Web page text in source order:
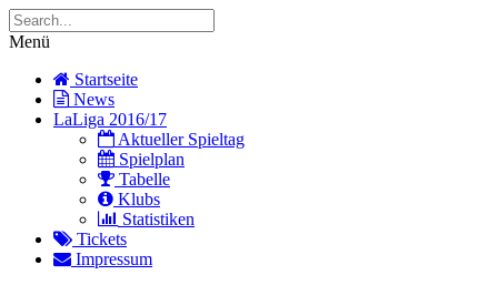
Menü
Startseite
News
LaLiga 2016/17
Aktueller Spieltag
Spielplan
Tabelle
Klubs
Statistiken
Tickets
Impressum